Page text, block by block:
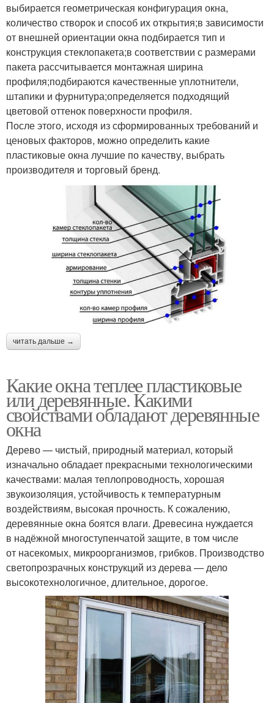
выбирается геометрическая конфигурация окна,
количество створок и способ их открытия;в зависимости
от внешней ориентации окна подбирается тип и
конструкция стеклопакета;в соответствии с размерами
пакета рассчитывается монтажная ширина
профиля;подбираются качественные уплотнители,
штапики и фурнитура;определяется подходящий
цветовой оттенок поверхности профиля.
После этого, исходя из сформированных требований и
ценовых факторов, можно определить какие
пластиковые окна лучшие по качеству, выбрать
производителя и торговый бренд.
читать дальше →
Какие окна теплее пластиковые
или деревянные. Какими
свойствами обладают деревянные
окна
Дерево — чистый, природный материал, который
изначально обладает прекрасными технологическими
качествами: малая теплопроводность, хорошая
звукоизоляция, устойчивость к температурным
воздействиям, высокая прочность. К сожалению,
деревянные окна боятся влаги. Древесина нуждается
в надёжной многоступенчатой защите, в том числе
от насекомых, микроорганизмов, грибков. Производство
светопрозрачных конструкций из дерева — дело
высокотехнологичное, длительное, дорогое.